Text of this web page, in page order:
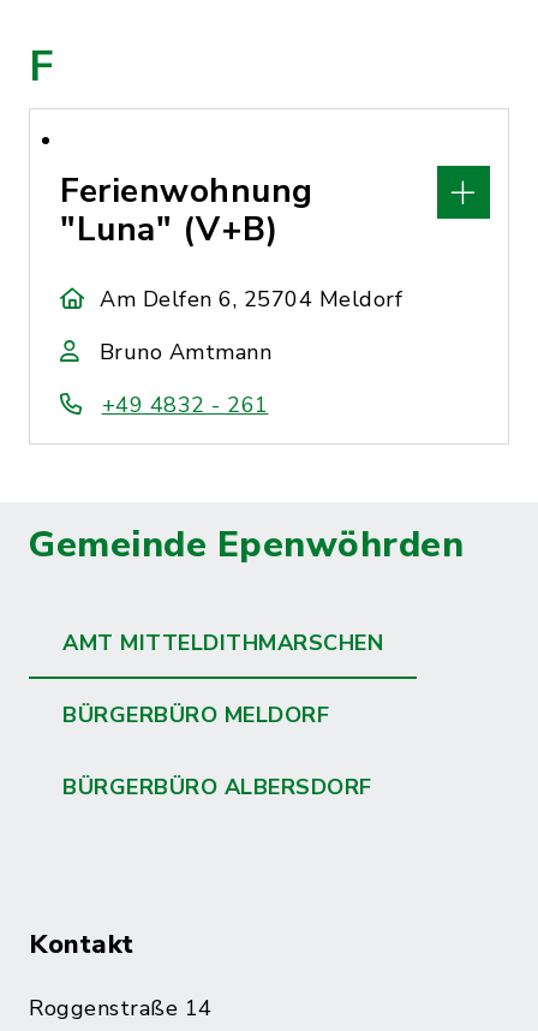
F
Ferienwohnung
"Luna" (V+B)
Am Delfen 6, 25704 Meldorf
Bruno Amtmann
+49 4832 - 261
Gemeinde Epenwöhrden
AMT MITTELDITHMARSCHEN
BÜRGERBÜRO MELDORF
BÜRGERBÜRO ALBERSDORF
Kontakt
Roggenstraße 14